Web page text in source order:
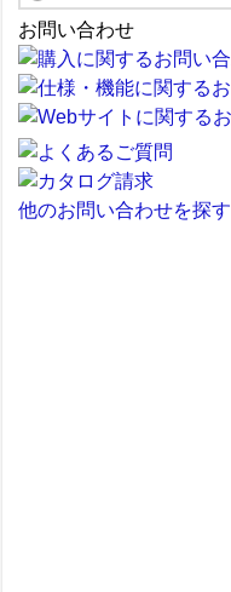
お問い合わせ
他のお問い合わせを探す